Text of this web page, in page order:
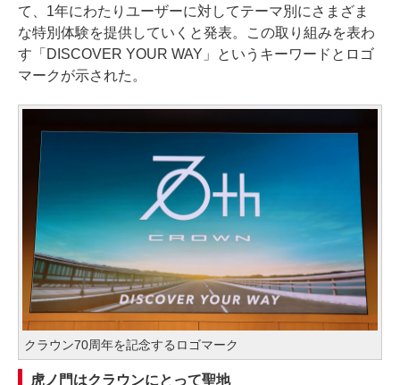
て、1年にわたりユーザーに対してテーマ別にさまざま
な特別体験を提供していくと発表。この取り組みを表わ
す「DISCOVER YOUR WAY」というキーワードとロゴ
マークが示された。
クラウン70周年を記念するロゴマーク
虎ノ門はクラウンにとって聖地